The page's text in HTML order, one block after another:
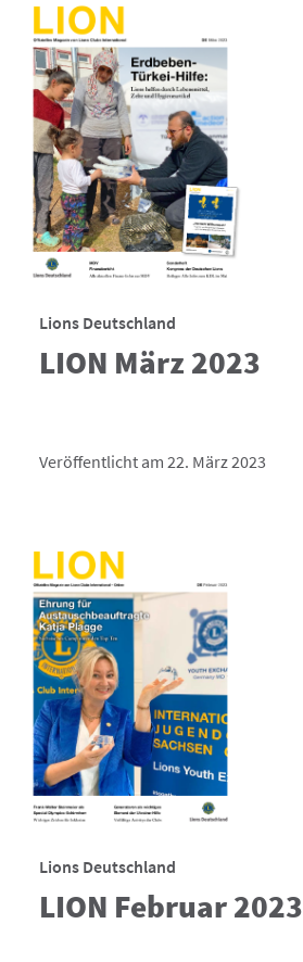
Lions Deutschland
LION März 2023
Veröffentlicht am 22. März 2023
Lions Deutschland
LION Februar 2023